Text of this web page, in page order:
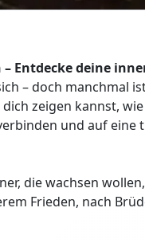
Entdecke deine
– doch manchmal
zeigen kannst,
und auf eine
die wachsen
Frieden, nach